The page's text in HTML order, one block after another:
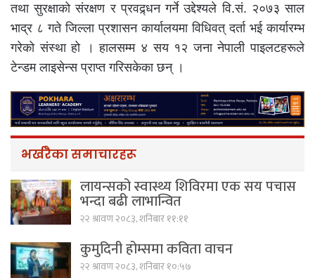
तथा सुरक्षाको संरक्षण र प्रवद्र्धन गर्ने उद्देश्यले वि.सं. २०७३ साल
भाद्र ८ गते जिल्ला प्रशासन कार्यालयमा विधिवत् दर्ता भई कार्यारम्भ
गरेको संस्था हो । हालसम्म ४ सय १२ जना नेपाली पाइलटहरूले
टेन्डम लाइसेन्स प्राप्त गरिसकेका छन् ।
भर्खरैका समाचारहरू
लायन्सको स्वास्थ्य शिविरमा एक सय पचास
भन्दा बढी लाभान्वित
२२ श्रावण २०८३, शनिबार ११:११
कुमुदिनी होम्समा कविता वाचन
२२ श्रावण २०८३, शनिबार १०:५७